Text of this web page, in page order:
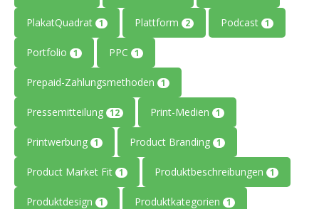
PlakatQuadrat 1 Plattform 2 Podcast 1
Portfolio 1 PPC 1
Prepaid-Zahlungsmethoden 1
Pressemitteilung 12 Print-Medien 1
Printwerbung 1 Product Branding 1
Product Market Fit 1 Produktbeschreibungen 1
Produktdesign 1 Produktkategorien 1